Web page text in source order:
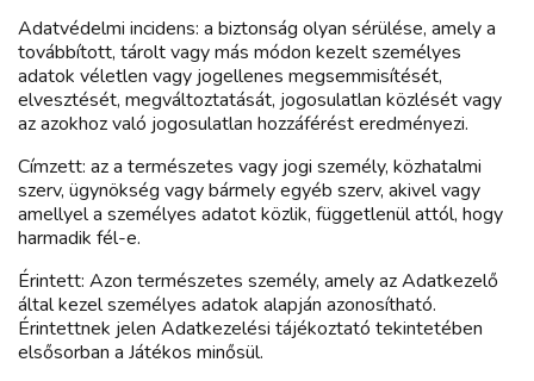
Adatvédelmi incidens: a biztonság olyan sérülése, amely a
továbbított, tárolt vagy más módon kezelt személyes
adatok véletlen vagy jogellenes megsemmisítését,
elvesztését, megváltoztatását, jogosulatlan közlését vagy
az azokhoz való jogosulatlan hozzáférést eredményezi.
Címzett: az a természetes vagy jogi személy, közhatalmi
szerv, ügynökség vagy bármely egyéb szerv, akivel vagy
amellyel a személyes adatot közlik, függetlenül attól, hogy
harmadik fél-e.
Érintett: Azon természetes személy, amely az Adatkezelő
által kezel személyes adatok alapján azonosítható.
Érintettnek jelen Adatkezelési tájékoztató tekintetében
elsősorban a Játékos minősül.